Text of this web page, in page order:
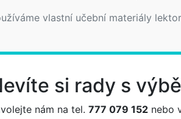
vlastní učební materiály
si rady s
nám na tel. 777 079 152 nebo